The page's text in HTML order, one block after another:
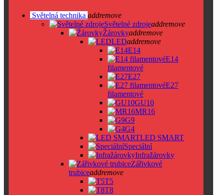
Světelná technika addremove
Světelné zdrojeaddremove
Žárovkyaddremove
LEDaddremove
E14
E14
filamentové
E27
E27
filamentové
GU10
MR16
G9
G4
LED SMART
Speciální
Infražárovky
Zářivkové
trubiceaddremove
T5
T8